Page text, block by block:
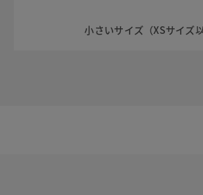
小さいサイズ（XSサイズ以